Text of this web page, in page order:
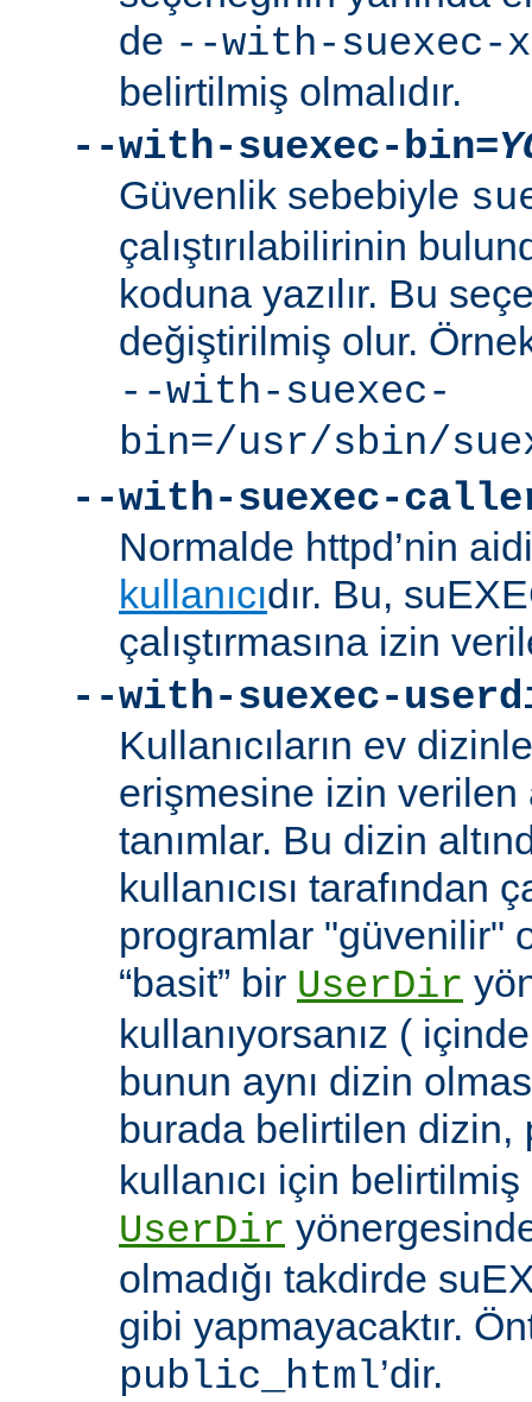
de --with-suexec-
belirtilmiş olmalıdır.
--with-suexec-bin=
Güvenlik sebebiyle
çalıştırılabilirinin
koduna yazılır. Bu
değiştirilmiş olur.
--with-suexec-
bin=/usr/sbin/
--with-suexec-
Normalde httpd’nin
kullanıcıdır. Bu,
çalıştırmasına izin
--with-suexec-
Kullanıcıların ev
erişmesine izin
tanımlar. Bu dizin
kullanıcısı tarafından
programlar "güvenilir"
“basit” bir UserDir
kullanıyorsanız (
bunun aynı dizin
burada belirtilen dizin,
kullanıcı için
UserDir
olmadığı takdirde
gibi yapmayacaktır.
public_html’dir.